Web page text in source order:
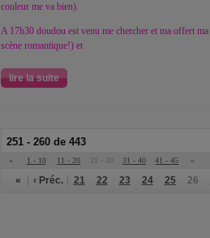
couleur me va bien).
A 17h30 doudou est venu me chercher et ma offert
scène romantique!) et
lire la suite
251 - 260 de 443
« 1 - 10 11 - 20 21 - 30 31 - 40 41 - 45 »
« ‹ Préc. 21 22 23 24 25 26